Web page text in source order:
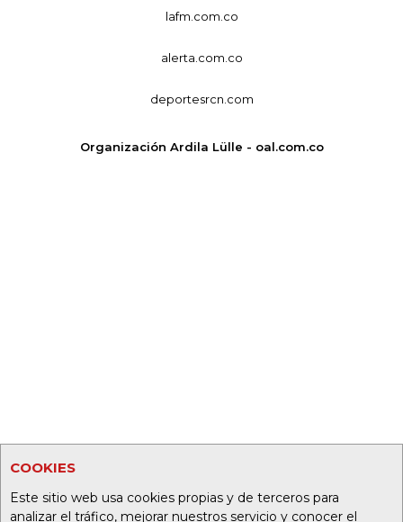
COOKIES
Este sitio web usa cookies propias y de terceros para
analizar el tráfico, mejorar nuestros servicio y conocer el
lafm.com.co
alerta.com.co
deportesrcn.com
Organización Ardila Lülle - oal.com.co